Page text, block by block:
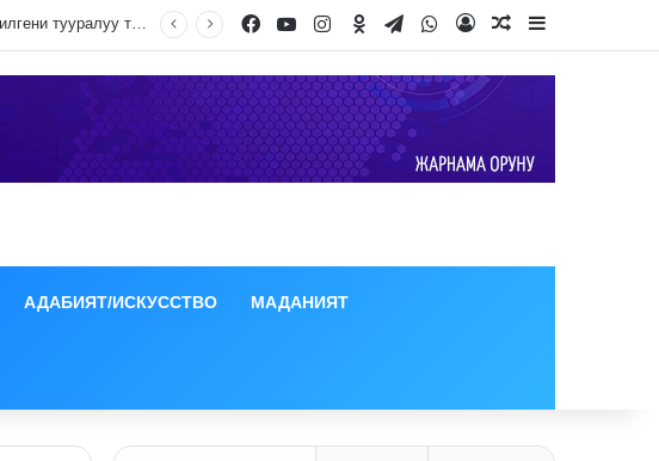
Facebook
YouTubeInstagram
Odnoklassniki
TelegramWhatsApp
Log InRandom Article
Sidebar
АДАБИЯТ/ИСКУССТВО МАДАНИЯТ